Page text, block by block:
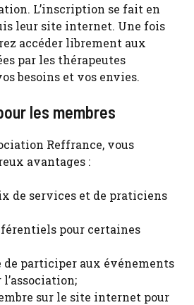
L’inscription se fait en
leur site internet. Une fois
accéder librement aux
par les thérapeutes
besoins et vos envies.
les membres
Reffrance, vous
avantages :
de services et de praticiens
pour certaines
de participer aux événements
sur le site internet pour